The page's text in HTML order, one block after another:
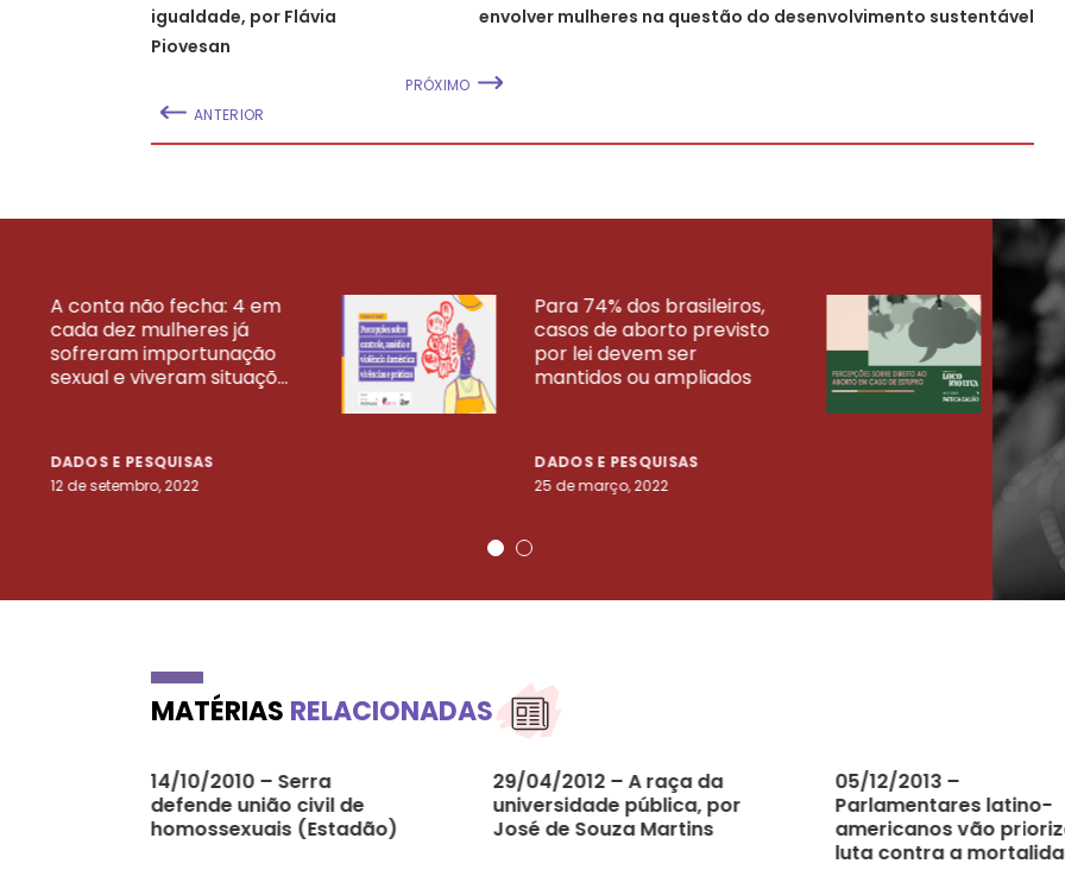
igualdade, por Flávia
Piovesan
ANTERIOR
envolver mulheres na questão do desenvolvimento sustentável
PRÓXIMO
A conta não fecha: 4 em
cada dez mulheres já
sofreram importunação
sexual e viveram situaçõ...
DADOS E PESQUISAS
12 de setembro, 2022
Para 74% dos brasileiros,
casos de aborto previsto
por lei devem ser
mantidos ou ampliados
DADOS E PESQUISAS
25 de março, 2022
23
VEJA MAIS PESQUISAS
MATÉRIAS RELACIONADAS
14/10/2010 – Serra
defende união civil de
homossexuais (Estadão)
29/04/2012 – A raça da
universidade pública, por
José de Souza Martins
05/12/2013 –
Parlamentares latino-
americanos vão
luta contra a